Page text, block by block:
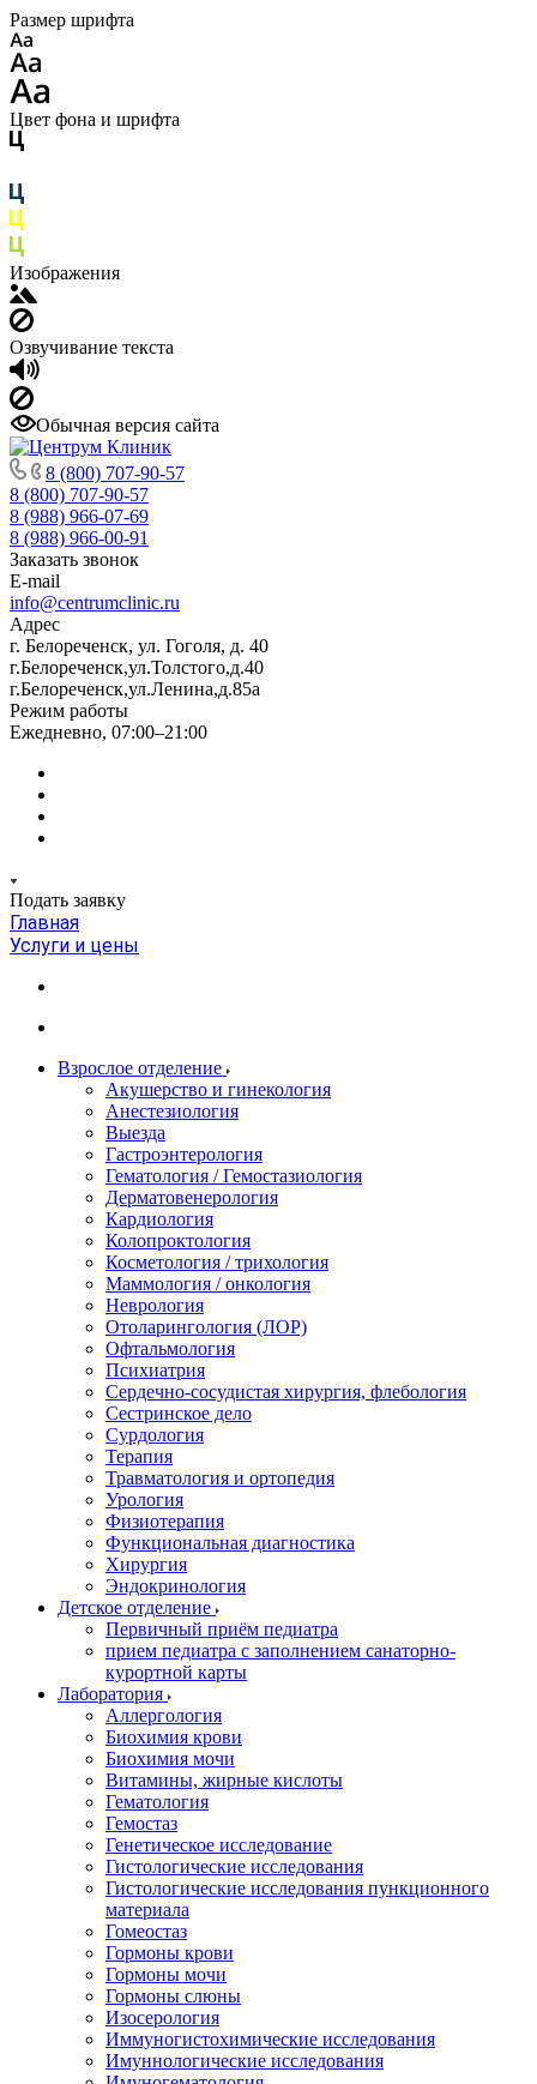
Размер шрифта
Цвет фона и шрифта
Изображения
Озвучивание текста
Обычная версия сайта
8 (800) 707-90-57
8 (800) 707-90-57
8 (988) 966-07-69
8 (988) 966-00-91
Заказать звонок
E-mail
info@centrumclinic.ru
Адрес
г. Белореченск, ул. Гоголя, д. 40
г.Белореченск,ул.Толстого,д.40
г.Белореченск,ул.Ленина,д.85а
Режим работы
Ежедневно, 07:00–21:00
Подать заявку
Главная
Услуги и цены
Взрослое отделение
Акушерство и гинекология
Анестезиология
Выезда
Гастроэнтерология
Гематология / Гемостазиология
Дерматовенерология
Кардиология
Колопроктология
Косметология / трихология
Маммология / онкология
Неврология
Отоларингология (ЛОР)
Офтальмология
Психиатрия
Сердечно-сосудистая хирургия, флебология
Сестринское дело
Сурдология
Терапия
Травматология и ортопедия
Урология
Физиотерапия
Функциональная диагностика
Хирургия
Эндокринология
Детское отделение
Первичный приём педиатра
прием педиатра с заполнением санаторно-
курортной карты
Лаборатория
Аллергология
Биохимия крови
Биохимия мочи
Витамины, жирные кислоты
Гематология
Гемостаз
Генетическое исследование
Гистологические исследования
Гистологические исследования пункционного
материала
Гомеостаз
Гормоны крови
Гормоны мочи
Гормоны слюны
Изосерология
Иммуногистохимические исследования
Имуннологические исследования